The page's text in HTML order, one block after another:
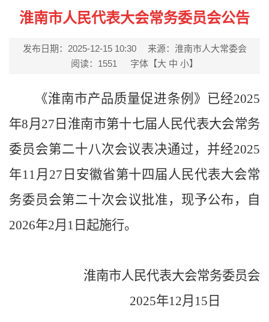
淮南市人民代表大会常务委员会公告
发布日期：2025-12-15 10:30
来源：淮南市人大常委会
阅读： 1551 字体【大 中 小】
《淮南市产品质量促进条例》已经2025
年8月27日淮南市第十七届人民代表大会常务
委员会第二十八次会议表决通过，并经2025
年11月27日安徽省第十四届人民代表大会常
务委员会第二十次会议批准，现予公布，自
2026年2月1日起施行。
淮南市人民代表大会常务委员会
2025年12月15日